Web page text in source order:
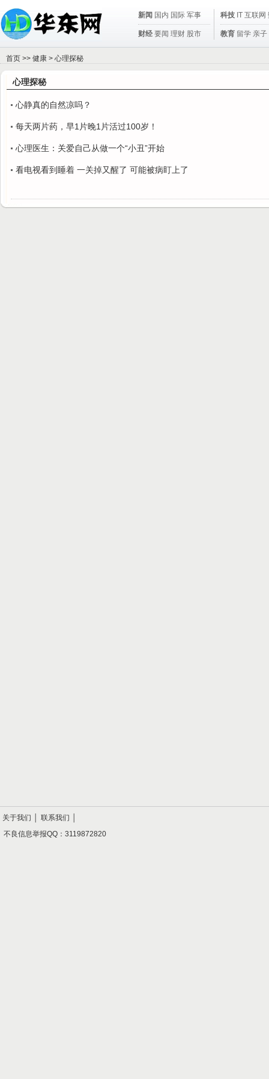
新闻 国内 国际 军事
财经 要闻 理财 股市
科技 IT 互联网
教育 留学 亲子
首页 >> 健康 > 心理探秘
心理探秘
心静真的自然凉吗？
每天两片药，早1片晚1片活过100岁！
心理医生：关爱自己从做一个“小丑”开始
看电视看到睡着 一关掉又醒了 可能被病盯上了
关于我们 联系我们
不良信息举报QQ：3119872820